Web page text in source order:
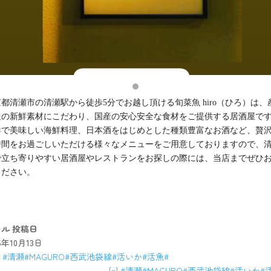
清瀬市の清瀬駅から徒歩5分でお越し頂ける旬菜魚 hiro（ひろ）は、
新鮮素材にこだわり、国産の安心安全な食材をご提供する居酒屋です
美味しい海鮮料理、日本酒をはじめとした種類豊富なお酒など、贅
をお過ごしいただける様々なメニューをご用意しておりますので、
ち寄りやすい居酒屋やレストランをお探しの際には、当店までぜひ
さい。
投稿日
10月13日
#清瀬#MAGURO#西武池袋線#活いか#活魚#